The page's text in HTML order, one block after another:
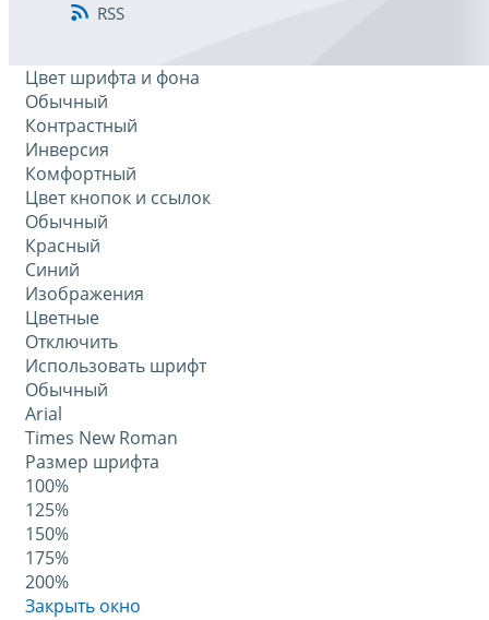
RSS
Цвет шрифта и фона
Обычный
Контрастный
Инверсия
Комфортный
Цвет кнопок и ссылок
Обычный
Красный
Синий
Изображения
Цветные
Отключить
Использовать шрифт
Обычный
Arial
Times New Roman
Размер шрифта
100%
125%
150%
175%
200%
Закрыть окно